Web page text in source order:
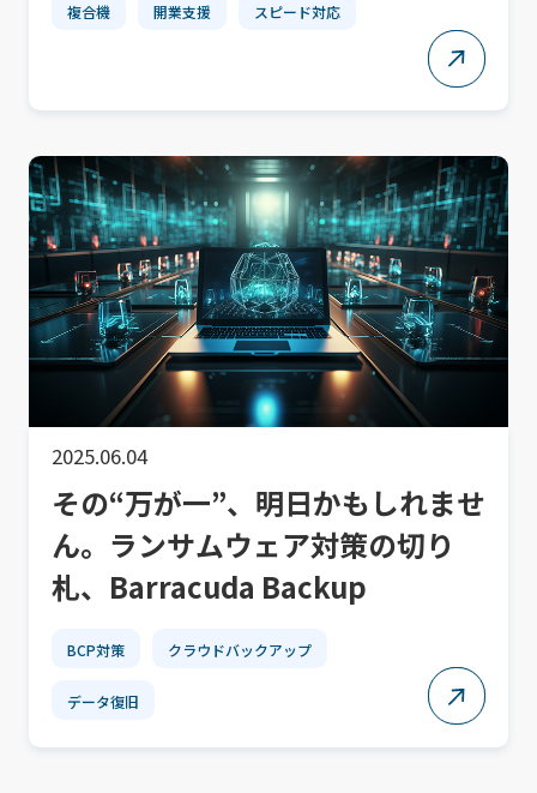
複合機 開業支援 スピード対応
2025.06.04
その“万が一”、明日かもしれませ
ん。ランサムウェア対策の切り
札、Barracuda Backup
BCP対策 クラウドバックアップ
データ復旧